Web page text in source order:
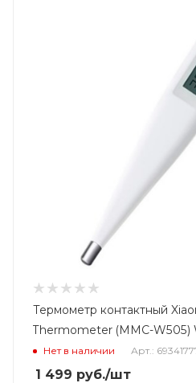
Термометр контактный
Thermometer (MMC-W505)
Нет в наличии Арт.:
1 499 руб./шт